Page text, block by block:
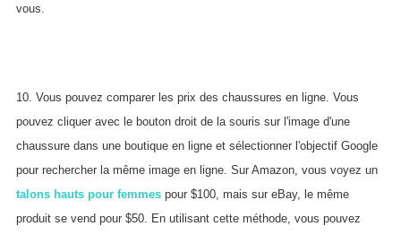
vous.
10. Vous pouvez comparer les prix des chaussures en ligne. Vous
pouvez cliquer avec le bouton droit de la souris sur l'image d'une
chaussure dans une boutique en ligne et sélectionner l'objectif Google
pour rechercher la même image en ligne. Sur Amazon, vous voyez un
talons hauts pour femmes pour $100, mais sur eBay, le même
produit se vend pour $50. En utilisant cette méthode, vous pouvez